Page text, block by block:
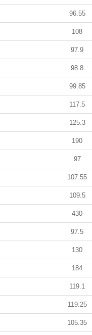
96.55
108
97.9
98.8
99.85
117.5
125.3
190
97
107.55
109.5
430
97.5
130
184
119.1
119.25
105.35